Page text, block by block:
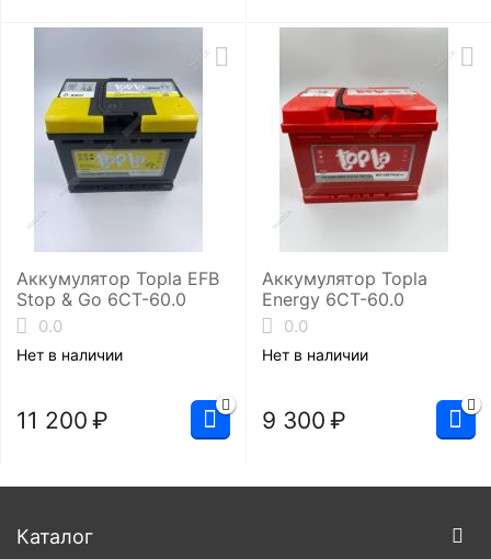
Аккумулятор Topla EFB
Stop & Go 6СТ-60.0
0.0
Нет в наличии
11 200 ₽
Аккумулятор Topla
Energy 6СТ-60.0
0.0
Нет в наличии
9 300 ₽
Каталог